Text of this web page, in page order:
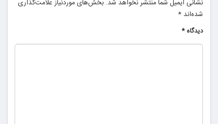
نشانی ایمیل شما منتشر نخواهد شد. بخش‌های موردنیاز علامت‌گذاری
شده‌اند *
دیدگاه*